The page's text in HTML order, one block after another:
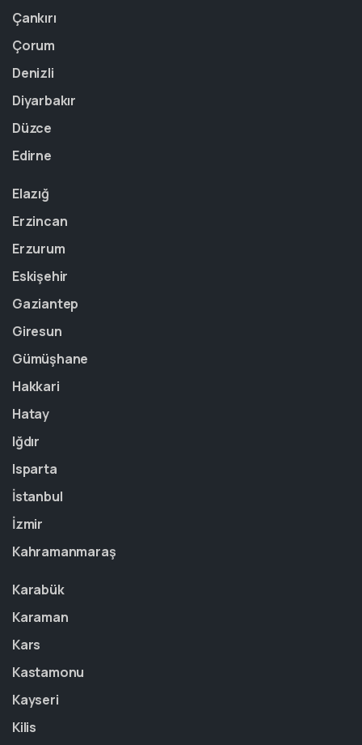
Çankırı
Çorum
Denizli
Diyarbakır
Düzce
Edirne
Elazığ
Erzincan
Erzurum
Eskişehir
Gaziantep
Giresun
Gümüşhane
Hakkari
Hatay
Iğdır
Isparta
İstanbul
İzmir
Kahramanmaraş
Karabük
Karaman
Kars
Kastamonu
Kayseri
Kilis